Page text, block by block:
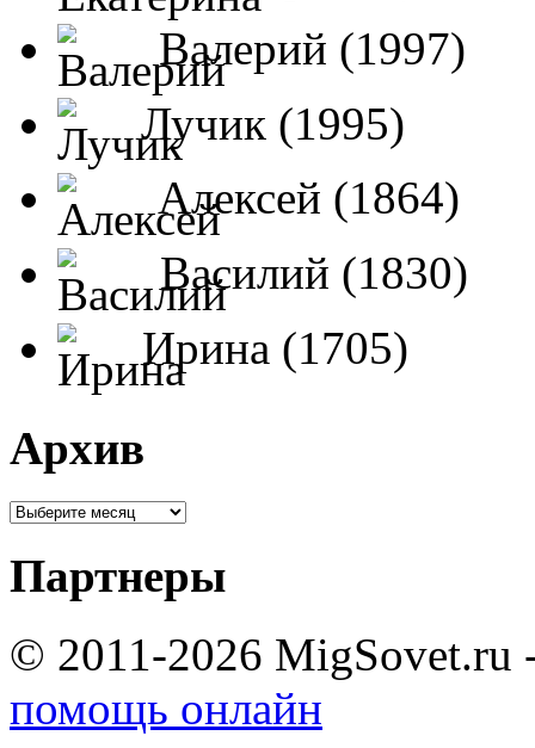
Валерий (1997)
Лучик (1995)
Алексей (1864)
Василий (1830)
Ирина (1705)
Архив
Партнеры
© 2011-2026 MigSovet.ru
помощь онлайн